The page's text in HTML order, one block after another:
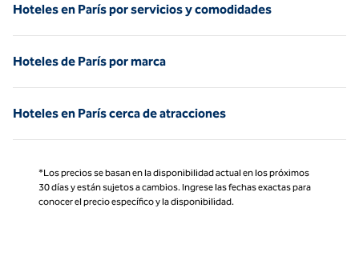
Hoteles en París por servicios y comodidades
Hoteles de París por marca
Hoteles en París cerca de atracciones
*Los precios se basan en la disponibilidad actual en los próximos
30 días y están sujetos a cambios. Ingrese las fechas exactas para
conocer el precio específico y la disponibilidad.